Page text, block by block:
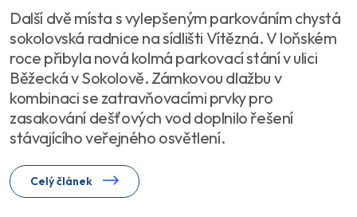
Další dvě místa s vylepšeným parkováním chystá
sokolovská radnice na sídlišti Vítězná. V loňském
roce přibyla nová kolmá parkovací stání v ulici
Běžecká v Sokolově. Zámkovou dlažbu v
kombinaci se zatravňovacími prvky pro
zasakování dešťových vod doplnilo řešení
stávajícího veřejného osvětlení.
Celý článek